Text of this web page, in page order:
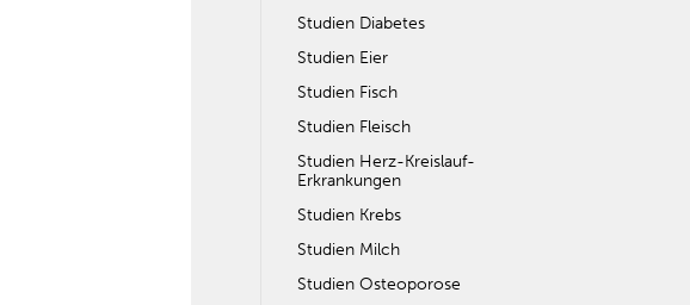
Studien Diabetes
Studien Eier
Studien Fisch
Studien Fleisch
Studien Herz-Kreislauf-
Erkrankungen
Studien Krebs
Studien Milch
Studien Osteoporose